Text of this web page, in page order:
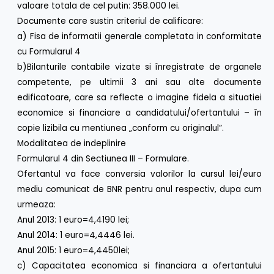
valoare totala de cel putin: 358.000 lei.
Documente care sustin criteriul de calificare:
a) Fisa de informatii generale completata in conformitate
cu Formularul 4
b)Bilanturile contabile vizate si înregistrate de organele
competente, pe ultimii 3 ani sau alte documente
edificatoare, care sa reflecte o imagine fidela a situatiei
economice si financiare a candidatului/ofertantului – în
copie lizibila cu mentiunea „conform cu originalul”.
Modalitatea de indeplinire
Formularul 4 din Sectiunea III – Formulare.
Ofertantul va face conversia valorilor la cursul lei/euro
mediu comunicat de BNR pentru anul respectiv, dupa cum
urmeaza:
Anul 2013: 1 euro=4,4190 lei;
Anul 2014: 1 euro=4,4446 lei.
Anul 2015: 1 euro=4,4450lei;
c) Capacitatea economica si financiara a ofertantului